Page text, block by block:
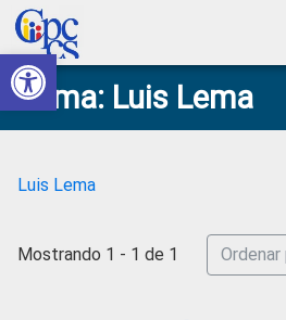
Abrir barra de
Skip
to
primary
navigation
Skip
to
main
content
Skip
to
primary
sidebar
Skip
to
footer
Consejo
de
Ciudadana
Control
Construyendo
Poder
Ciudadano
Tema: Luis Lema
Luis Lema
Mostrando 1 - 1 de 1